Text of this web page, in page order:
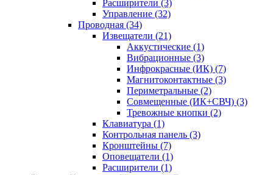
Расширители (3)
Управление (32)
Проводная (34)
Извещатели (21)
Аккустические (1)
Вибрационные (3)
Инфрокрасные (ИК) (7)
Магнитоконтактные (3)
Периметральные (2)
Совмещенные (ИК+СВЧ) (3)
Тревожные кнопки (2)
Клавиатура (1)
Контрольная панель (3)
Кронштейны (7)
Оповещатели (1)
Расширители (1)